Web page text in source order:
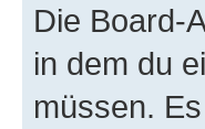
Die Board-
in dem du
müssen.